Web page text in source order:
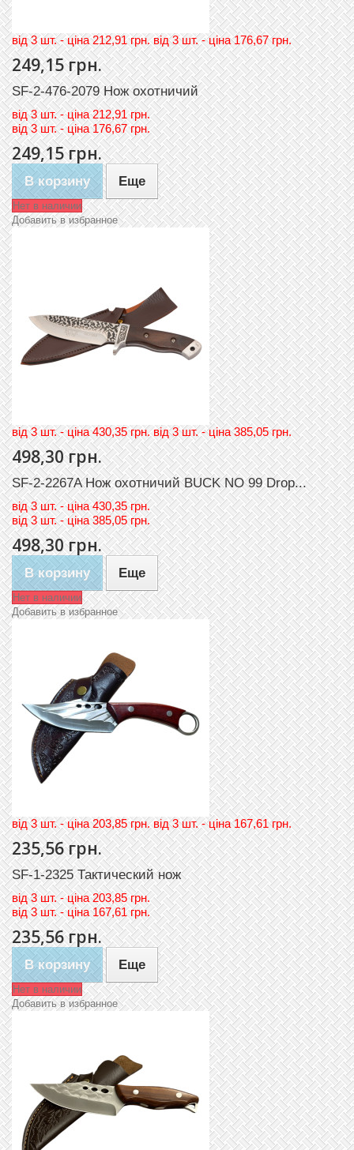
вiд 3 шт. - цiна 212,91 грн. вiд 3 шт. - цiна 176,67 грн.
249,15 грн.
SF-2-476-2079 Нож охотничий
вiд3 шт. - цiна 212,91 грн.
вiд3 шт. - цiна 176,67 грн.
249,15 грн.
В корзину Еще
Нет в наличии
Добавить в избранное
вiд 3 шт. - цiна 430,35 грн. вiд 3 шт. - цiна 385,05 грн.
498,30 грн.
SF-2-2267A Нож охотничий BUCK NO 99 Drop...
вiд3 шт. - цiна 430,35 грн.
вiд3 шт. - цiна 385,05 грн.
498,30 грн.
В корзину Еще
Нет в наличии
Добавить в избранное
вiд 3 шт. - цiна 203,85 грн. вiд 3 шт. - цiна 167,61 грн.
235,56 грн.
SF-1-2325 Тактический нож
вiд3 шт. - цiна 203,85 грн.
вiд3 шт. - цiна 167,61 грн.
235,56 грн.
В корзину Еще
Нет в наличии
Добавить в избранное